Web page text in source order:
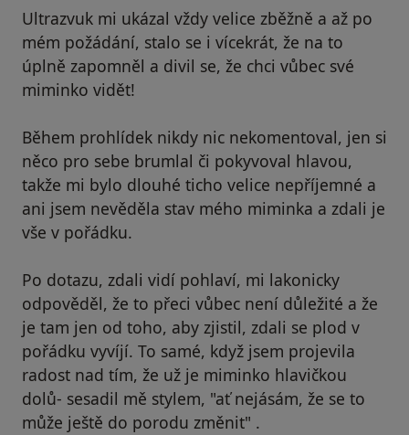
Ultrazvuk mi ukázal vždy velice zběžně a až po
mém požádání, stalo se i vícekrát, že na to
úplně zapomněl a divil se, že chci vůbec své
miminko vidět!
Během prohlídek nikdy nic nekomentoval, jen si
něco pro sebe brumlal či pokyvoval hlavou,
takže mi bylo dlouhé ticho velice nepříjemné a
ani jsem nevěděla stav mého miminka a zdali je
vše v pořádku.
Po dotazu, zdali vidí pohlaví, mi lakonicky
odpověděl, že to přeci vůbec není důležité a že
je tam jen od toho, aby zjistil, zdali se plod v
pořádku vyvíjí. To samé, když jsem projevila
radost nad tím, že už je miminko hlavičkou
dolů- sesadil mě stylem, "ať nejásám, že se to
může ještě do porodu změnit" .